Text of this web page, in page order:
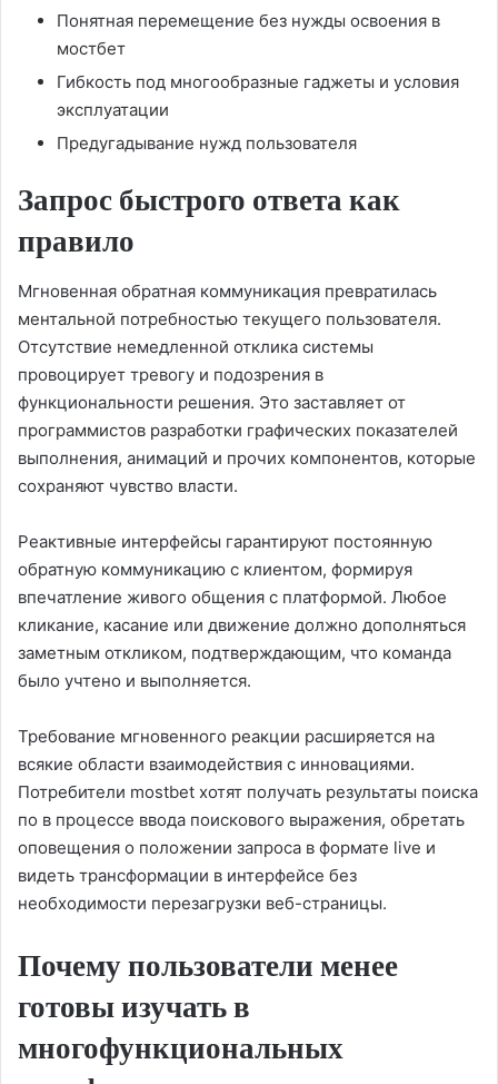
Понятная перемещение без нужды освоения в
мостбет
Гибкость под многообразные гаджеты и условия
эксплуатации
Предугадывание нужд пользователя
Запрос быстрого ответа как
правило
Мгновенная обратная коммуникация превратилась
ментальной потребностью текущего пользователя.
Отсутствие немедленной отклика системы
провоцирует тревогу и подозрения в
функциональности решения. Это заставляет от
программистов разработки графических показателей
выполнения, анимаций и прочих компонентов, которые
сохраняют чувство власти.
Реактивные интерфейсы гарантируют постоянную
обратную коммуникацию с клиентом, формируя
впечатление живого общения с платформой. Любое
кликание, касание или движение должно дополняться
заметным откликом, подтверждающим, что команда
было учтено и выполняется.
Требование мгновенного реакции расширяется на
всякие области взаимодействия с инновациями.
Потребители mostbet хотят получать результаты поиска
по в процессе ввода поискового выражения, обретать
оповещения о положении запроса в формате live и
видеть трансформации в интерфейсе без
необходимости перезагрузки веб-страницы.
Почему пользователи менее
готовы изучать в
многофункциональных